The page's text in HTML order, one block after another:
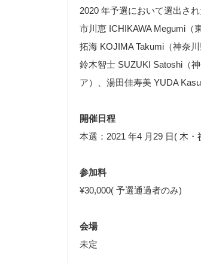
2020 年予選において選出さ
市川恵 ICHIKAWA Megumi（
拓海 KOJIMA Takumi（神奈
鈴木智士 SUZUKI Satoshi（
ア）、湯田佳寿美 YUDA
開催日程
本選：2021 年4 月29 日( 木・
参加料
¥30,000( 予選通過者のみ)
会場
未定